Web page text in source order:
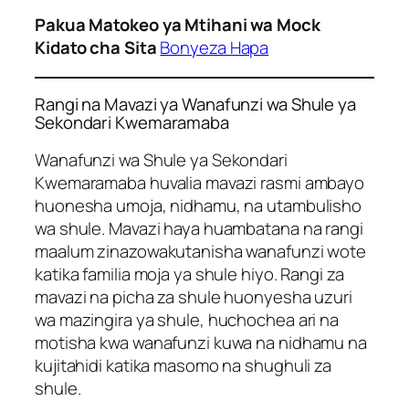
Pakua Matokeo ya Mtihani wa Mock
Kidato cha SitaBonyeza Hapa
Rangi na Mavazi ya Wanafunzi wa Shule ya
Sekondari Kwemaramaba
Wanafunzi wa Shule ya Sekondari
Kwemaramaba huvalia mavazi rasmi ambayo
huonesha umoja, nidhamu, na utambulisho
wa shule. Mavazi haya huambatana na rangi
maalum zinazowakutanisha wanafunzi wote
katika familia moja ya shule hiyo. Rangi za
mavazi na picha za shule huonyesha uzuri
wa mazingira ya shule, huchochea ari na
motisha kwa wanafunzi kuwa na nidhamu na
kujitahidi katika masomo na shughuli za
shule.